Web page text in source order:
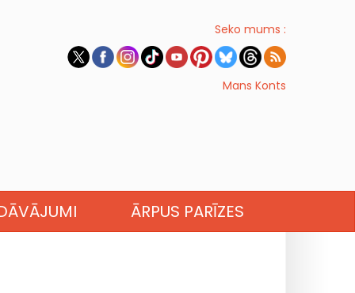
Seko mums :
Mans Konts
ĀRPUS PARĪZES